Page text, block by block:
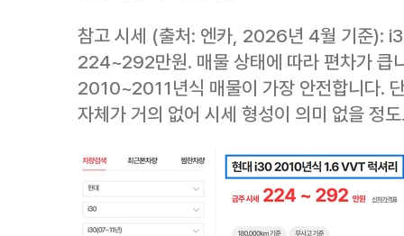
참고 시세 (출처: 엔카, 2026년 4월 기준):
224~292만원. 매물 상태에 따라 편차가 큽
2010~2011년식 매물이 가장 안전합니다.
자체가 거의 없어 시세 형성이 의미 없을 정